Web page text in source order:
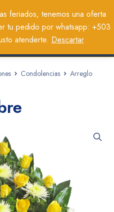
feriados, tenemos una oferta
tu pedido por whatsapp: +503
atenderte. Descartar
Condolencias
Arreglo